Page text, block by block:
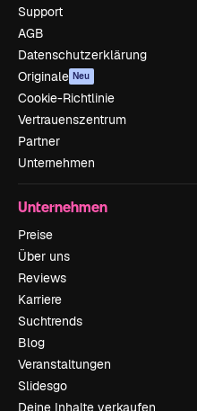
Support
AGB
Datenschutzerklärung
Originale Neu
Cookie-Richtlinie
Vertrauenszentrum
Partner
Unternehmen
Unternehmen
Preise
Über uns
Reviews
Karriere
Suchtrends
Blog
Veranstaltungen
Slidesgo
Deine Inhalte verkaufen